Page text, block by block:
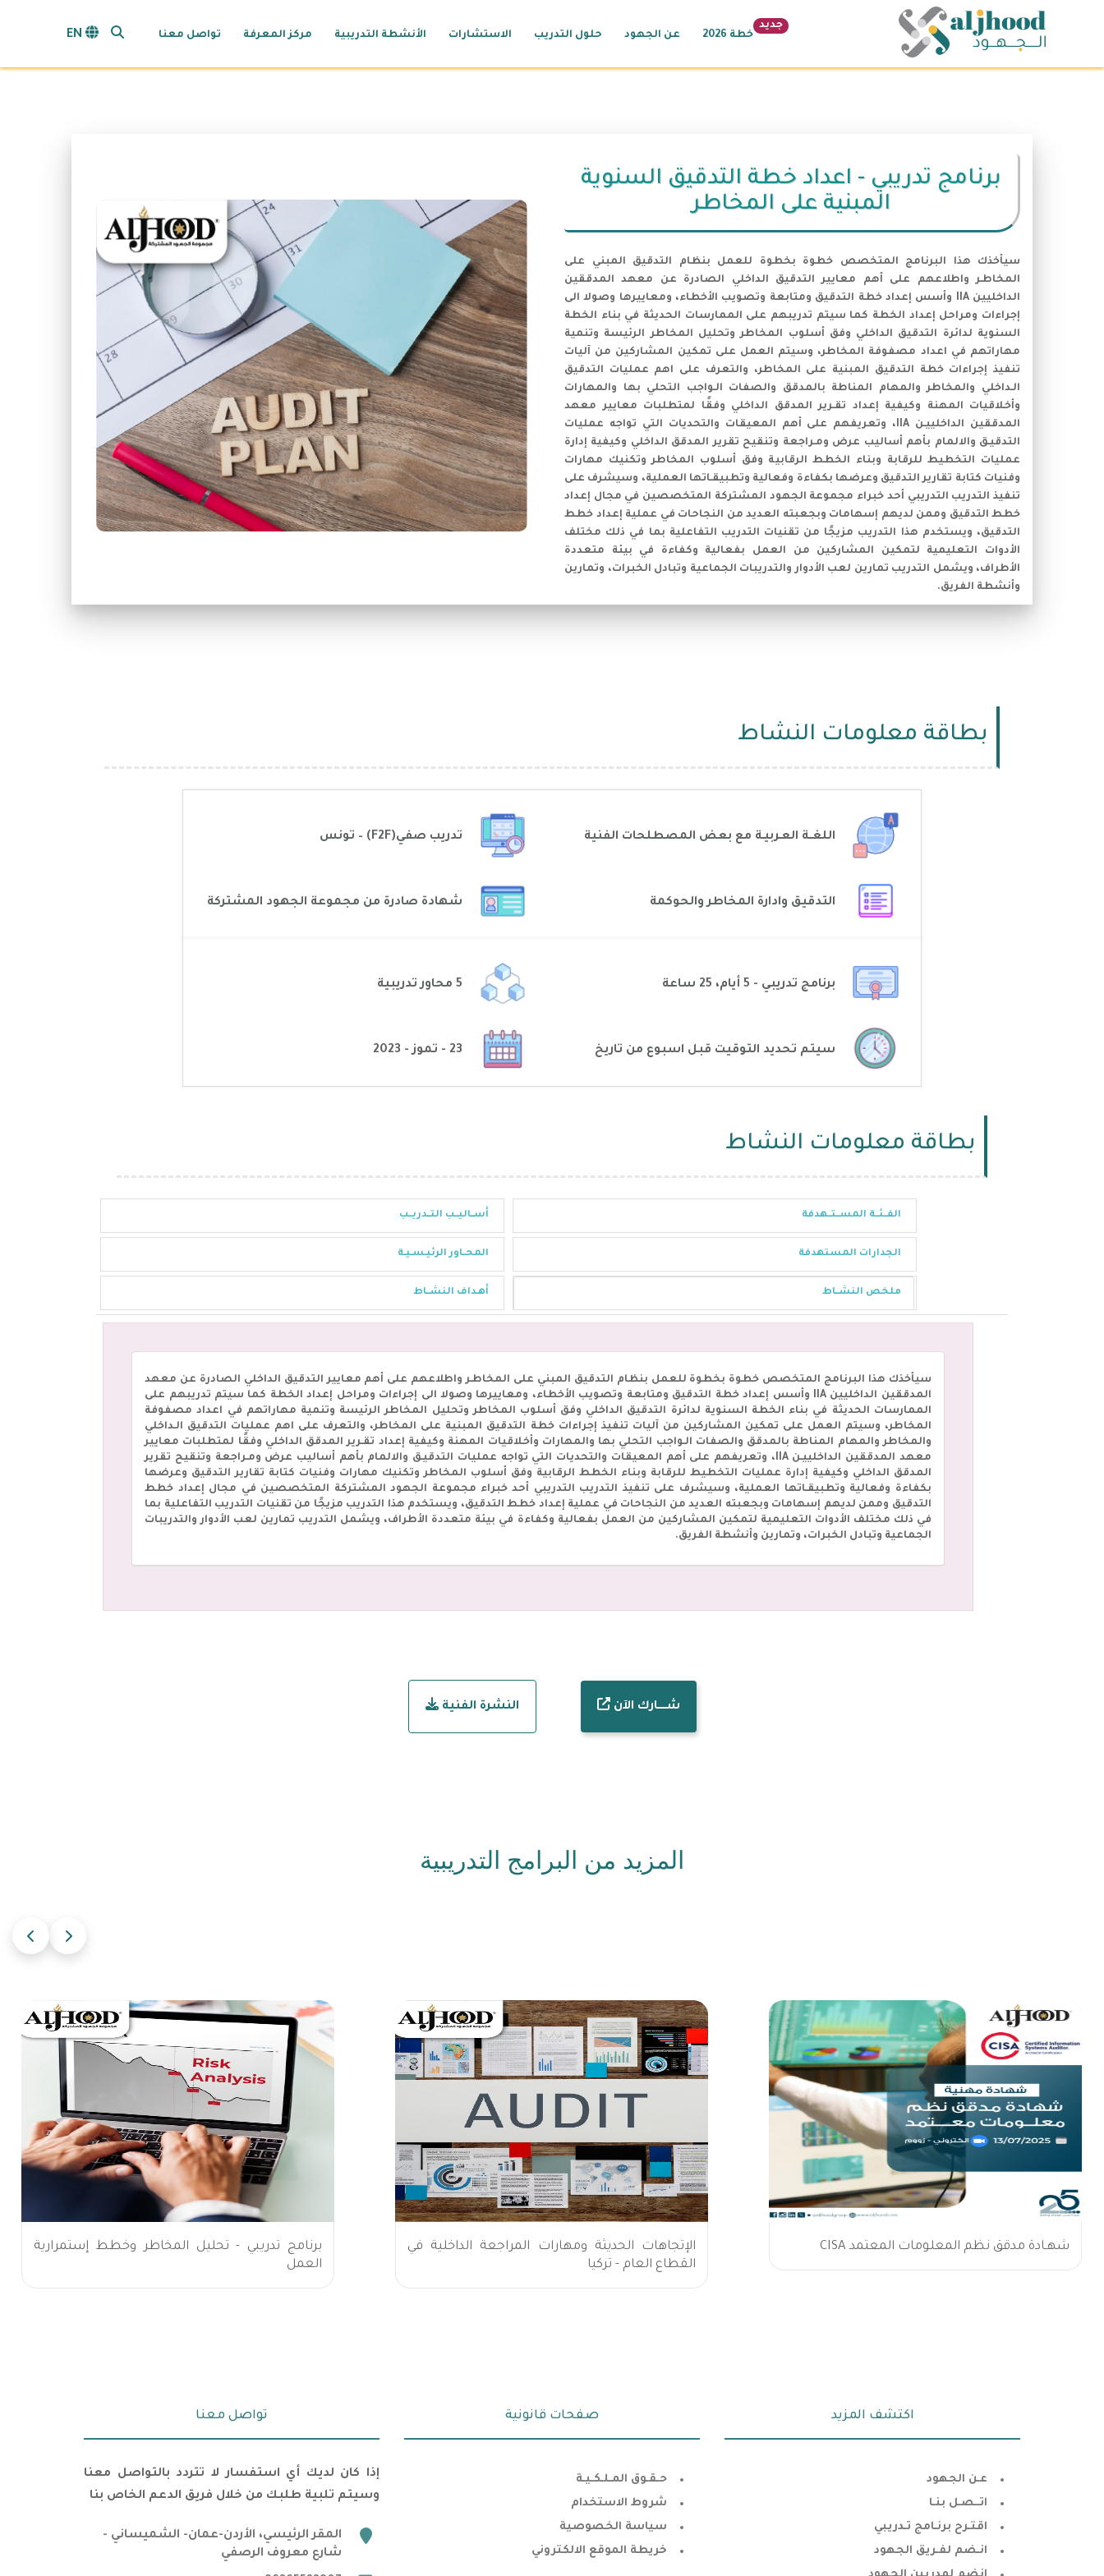
تواصل معنا مركز المعرفة الأنشطة التدريبية الاستشارات حلول التدريب عن الجهود خطة 2026
جديد search opener
برنامج تدريبي - اعداد خطة التدقيق السنوية
المبنية على المخاطر
سيأخذك هذا البرنامج المتخصص خطوة بخطوة للعمل بنظام التدقيق المبني على
المخاطـر واطلاعهم على أهم معايير التدقيق الداخلي الصادرة عن معهد المدققين
الداخليين IIA وأسس إعداد خطة التدقيق ومتابعة وتصويب الأخطاء، ومعاييرها وصولا الى
إجراءات ومراحل إعداد الخطة كما سيتم تدريبهم على الممارسات الحديثة في بناء الخطة
السنوية لدائرة التدقيق الداخلي وفق أسلوب المخاطر وتحليل المخاطر الرئيسة وتنمية
مهاراتهم في اعداد مصفوفة المخاطر، وسيتم العمل على تمكين المشاركين من آليات
تنفيذ إجراءات خطة التدقيق المبنية على المخاطر، والتعرف على اهم عمليات التدقيق
الـداخلي والمخاطر والمهام المناطة بالمدقق والصفات الـواجب التحلي بها والمهارات
وأخـلاقيات المهنة وكيفية إعداد تقـرير المدقق الداخلي وفقًا لمتطلبات معايير معهد
المدققين الداخلييـن IIA، وتعريفهم على أهم المعيقات والتحديات التي تواجه عمليات
التدقيـق والالمام بأهم أساليب عرض ومـراجعة وتنقيح تقرير المدقق الداخلي وكيفية إدارة
عمليات التخطيط للرقابة وبناء الخطط الرقابية وفق أسلوب المخاطر وتكنيك مهارات
وفنيات كتابة تقارير التدقيق وعرضها بكفاءة وفعالية وتطبيقـاتها العملية، وسيشرف على
تنفيذ التدريب التدريبي أحد خبراء مجموعة الجهود المشتركة المتخصصين في مجال إعداد
خطط التدقيق وممن لديهم إسهامات وبجعبته العديد من النجاحات في عملية إعداد خطط
التدقيق، ويستخدم هذا التدريب مزيجًا من تقنيات التدريب التفاعلية بما في ذلك مختلف
الأدوات التعليمية لتمكين المشاركين من العمل بفعالية وكفاءة في بيئة متعددة
الأطراف، ويشمل التدريب تمارين لعب الأدوار والتدريبات الجماعية وتبادل الخبرات، وتمارين
وأنشطة الفريق.
بطاقة معلومات النشاط
تدريب صفي(F2F) – تونس اللغــة العـربيـة مع بعض المصطلحات الفنية
باللغة الإنجليزية
شهادة صادرة من مجموعة الجهود المشتركة
التدقيق وادارة المخاطر والحوكمة
برنامج تدريبي - 5 أيام، 25 ساعة
سيتم تحديد التوقيت قبل اسبوع من تاريخ
بطاقة معلومات النشاط
أســاليــب التــدريــب الفــئــة المســتــهدفة
المحــاور الرئيـسـيـة الجدارات المستهدفة
أهـداف النشــاط ملخص النشــاط
سيأخذك هذا البرنامج المتخصص خطوة بخطوة للعمل بنظام التدقيق المبني على المخاطـر واطلاعهم على أهم معايير التدقيق الداخلي الصادرة عن معهد
المدققين الداخليين IIA وأسس إعداد خطة التدقيق ومتابعة وتصويب الأخطاء، ومعاييرها وصولا الى إجراءات ومراحل إعداد الخطة كما سيتم تدريبهم على
الممارسات الحديثة في بناء الخطة السنوية لدائرة التدقيق الداخلي وفق أسلوب المخاطر وتحليل المخاطر الرئيسة وتنمية مهاراتهم في اعداد مصفوفة
المخاطر، وسيتم العمل على تمكين المشاركين من آليات تنفيذ إجراءات خطة التدقيق المبنية على المخاطر، والتعرف على اهم عمليات التدقيق الـداخلي
والمخاطر والمهام المناطة بالمدقق والصفات الـواجب التحلي بها والمهارات وأخـلاقيات المهنة وكيفية إعداد تقـرير المدقق الداخلي وفقًا لمتطلبات معايير
معهد المدققين الداخلييـن IIA، وتعريفهم على أهم المعيقات والتحديات التي تواجه عمليات التدقيـق والالمام بأهم أساليب عرض ومـراجعة وتنقيح تقرير
المدقق الداخلي وكيفية إدارة عمليات التخطيط للرقابة وبناء الخطط الرقابية وفق أسلوب المخاطر وتكنيك مهارات وفنيات كتابة تقارير التدقيق وعرضها
بكفاءة وفعالية وتطبيقـاتها العملية، وسيشرف على تنفيذ التدريب التدريبي أحد خبراء مجموعة الجهود المشتركة المتخصصين في مجال إعداد خطط
التدقيق وممن لديهم إسهامات وبجعبته العديد من النجاحات في عملية إعداد خطط التدقيق، ويستخدم هذا التدريب مزيجًا من تقنيات التدريب التفاعلية بما
في ذلك مختلف الأدوات التعليمية لتمكين المشاركين من العمل بفعالية وكفاءة في بيئة متعددة الأطراف، ويشمل التدريب تمارين لعب الأدوار والتدريبات
الجماعية وتبادل الخبرات، وتمارين وأنشطة الفريق.
شـــــارك الآن النشرة الفنية
المزيد من البرامج التدريبية
شهـادة مدقق نظم المعلومات المعتمد CISA
الإتجاهات الحديثة ومهارات المراجعة الداخلية في
القطاع العام - تركيا
برنامج تدريبي - تحليل المخاطر وخطط إستمرارية
العمل
تواصل معنا
إذا كان لديك أي استفسار لا تتردد بالتواصل معنا
وسيتم تلبية طلبك من خلال فريق الدعم الخاص بنا
marker
المقر الرئيسي، الأردن-عمان- الشميساني -
شارع معروف الرصفي
صفحات قانونية
حـقـوق المـلـكـيـة
شروط الاستخدام
سياسة الخصوصية
خريطة الموقع الالكتروني
اكتشف المزيد
عـن الجهود
اتــصـل بنـا
اقتـرح برنـامج تـدريبي
انـضم لفـريق الجهود